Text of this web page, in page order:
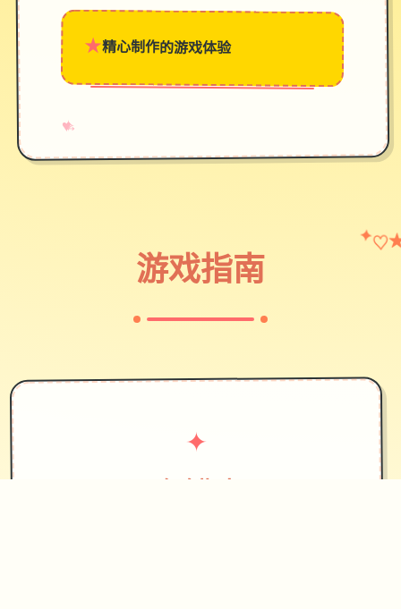
★精心制作的游戏体验
♥
✧
→
游戏指南
♡
✦